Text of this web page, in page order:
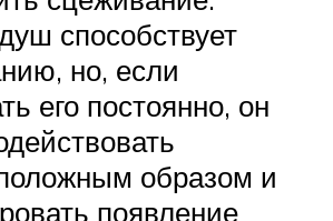
способствует
но, если
его постоянно, он
образом и
появление